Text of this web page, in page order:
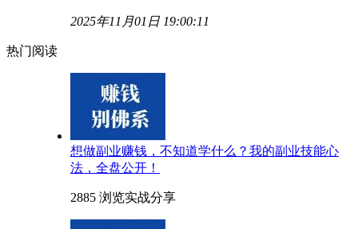
2025年11月01日 19:00:11
热门阅读
想做副业赚钱，不知道学什么？我的副业技能心
法，全盘公开！
2885 浏览实战分享